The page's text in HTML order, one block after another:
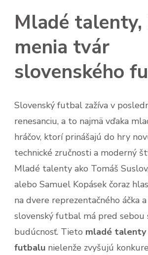
Mladé
menia tvár
slovenského
Slovenský futbal zažíva v
renesanciu, a to najmä vďaka
hráčov, ktorí prinášajú do hry
technické zručnosti a moderný
Mladé talenty ako Tomáš
alebo Samuel Kopásek čoraz
na dvere reprezentačného áčka
slovenský futbal má pred sebou
budúcnosť. Tieto mladé talenty
futbalu nielenže zvyšujú